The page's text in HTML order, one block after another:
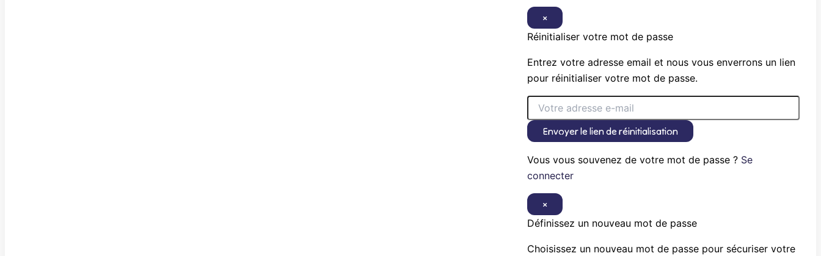
×
Réinitialiser votre mot de passe
Entrez votre adresse email et nous vous enverrons un lien
pour réinitialiser votre mot de passe.
Envoyer le lien de réinitialisation
Vous vous souvenez de votre mot de passe ? Se
connecter
×
Définissez un nouveau mot de passe
Choisissez un nouveau mot de passe pour sécuriser votre